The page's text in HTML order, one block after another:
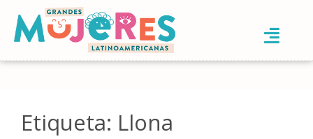
Etiqueta: Llona